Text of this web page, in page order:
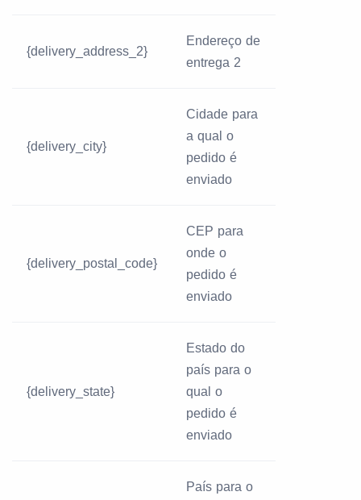
{delivery_address_2}
Endereço de
entrega 2
{delivery_city}
Cidade para
a qual o
pedido é
enviado
{delivery_postal_code}
CEP para
onde o
pedido é
enviado
{delivery_state}
Estado do
país para o
qual o
pedido é
enviado
País para o